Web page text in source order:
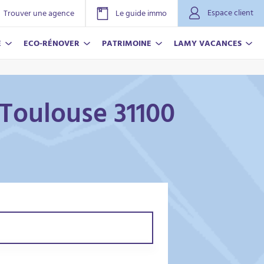
Trouver une agence Le guide immo
Espace client
ECO-RÉNOVER
plus
PATRIMOINE LAMY VACANCES
plus
31100